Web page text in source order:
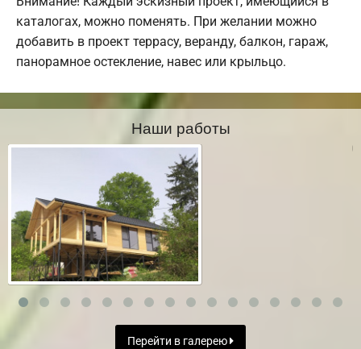
каталогах, можно поменять. При желании можно
добавить в проект террасу, веранду, балкон, гараж,
панорамное остекление, навес или крыльцо.
Наши работы
Перейти в галерею